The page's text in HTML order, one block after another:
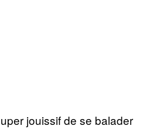
jouissif de se balader